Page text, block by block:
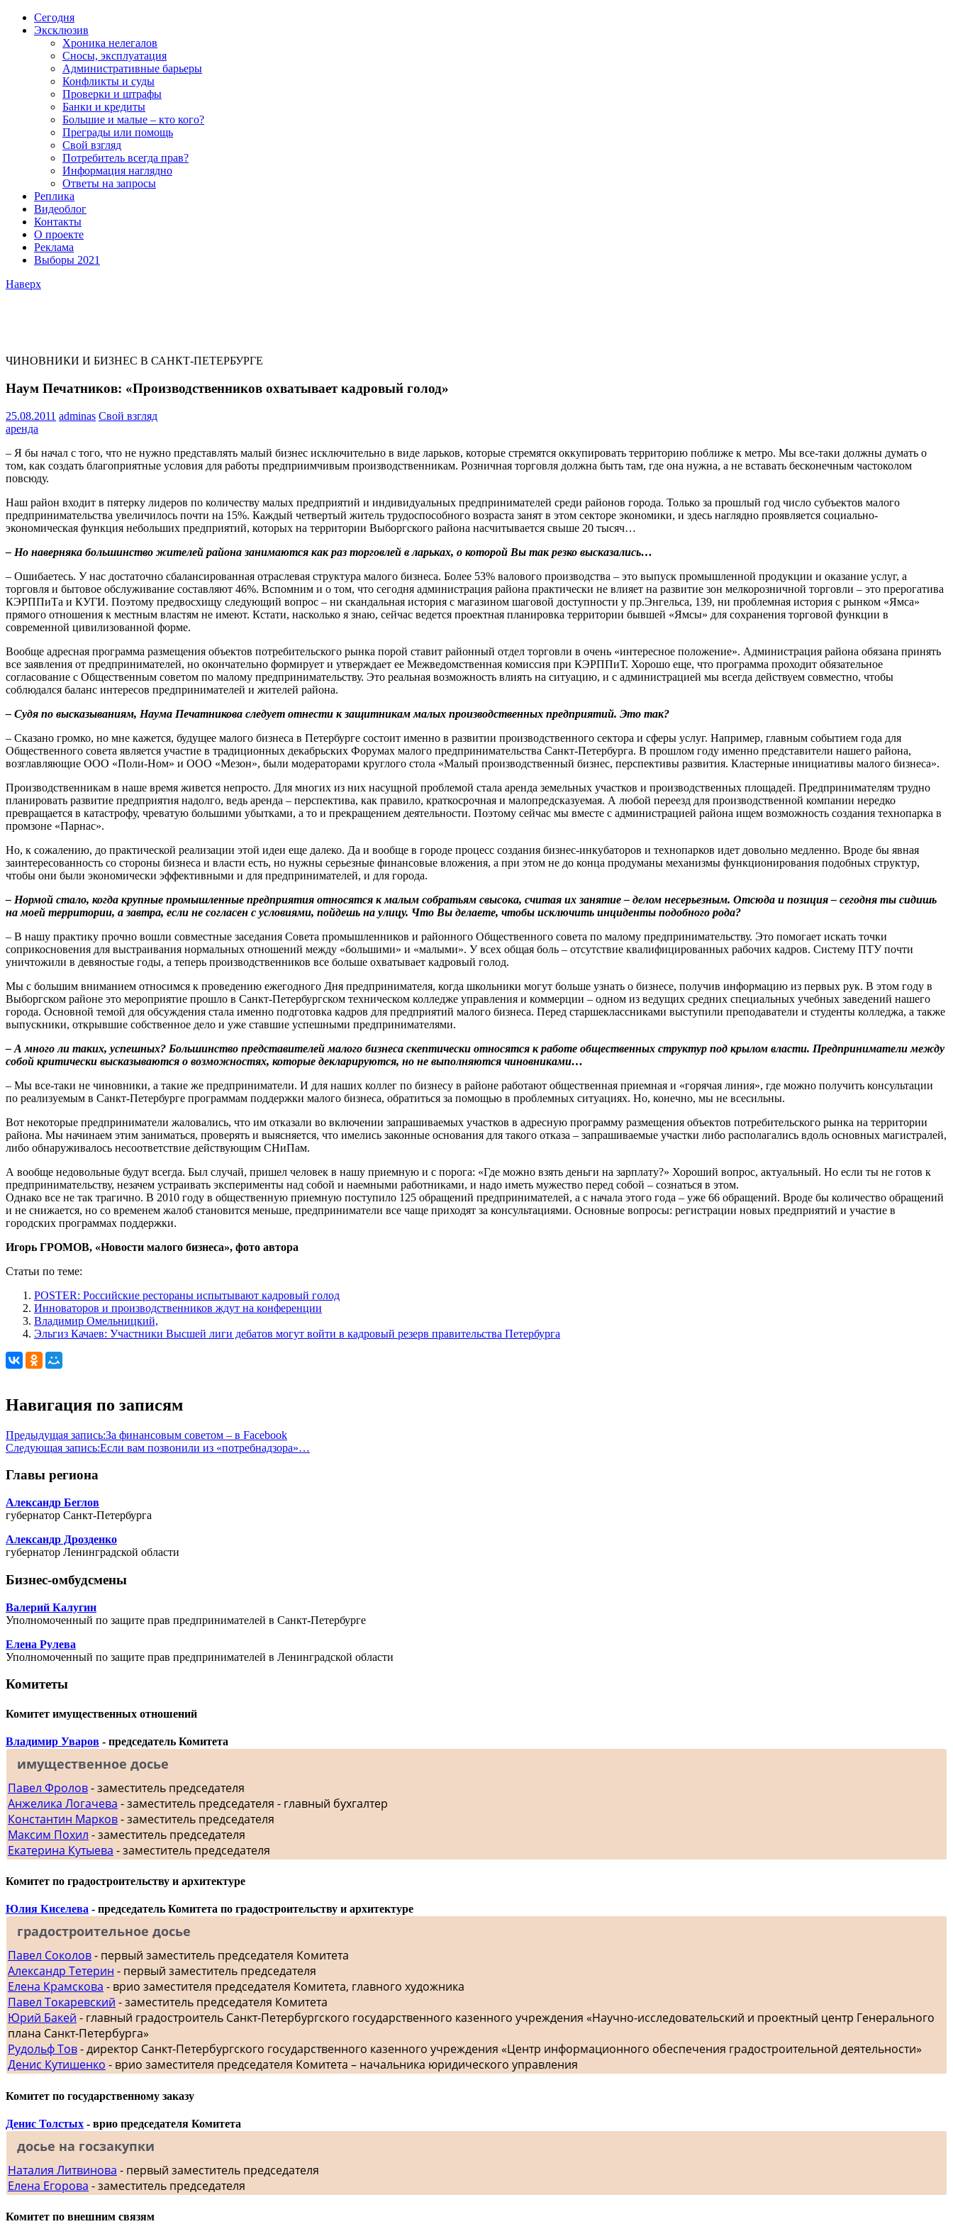
Сегодня
Эксклюзив
Хроника нелегалов
Сносы, эксплуатация
Административные барьеры
Конфликты и суды
Проверки и штрафы
Банки и кредиты
Большие и малые – кто кого?
Преграды или помощь
Свой взгляд
Потребитель всегда прав?
Информация наглядно
Ответы на запросы
Реплика
Видеоблог
Контакты
О проекте
Реклама
Выборы 2021
Наверх
ЧИНОВНИКИ И БИЗНЕС В САНКТ-ПЕТЕРБУРГЕ
Наум Печатников: «Производственников охватывает кадровый голод»
25.08.2011 adminas Свой взгляд
аренда
– Я бы начал с того, что не нужно представлять малый бизнес исключительно в виде ларьков, которые стремятся оккупировать территорию поближе к метро. Мы все-таки должны думать о
том, как создать благоприятные условия для работы предприимчивым производственникам. Розничная торговля должна быть там, где она нужна, а не вставать бесконечным частоколом
повсюду.
Наш район входит в пятерку лидеров по количеству малых предприятий и индивидуальных предпринимателей среди районов города. Только за прошлый год число субъектов малого
предпринимательства увеличилось почти на 15%. Каждый четвертый житель трудоспособного возраста занят в этом секторе экономики, и здесь наглядно проявляется социально-
экономическая функция небольших предприятий, которых на территории Выборгского района насчитывается свыше 20 тысяч…
– Но наверняка большинство жителей района занимаются как раз торговлей в ларьках, о которой Вы так резко высказались…
– Ошибаетесь. У нас достаточно сбалансированная отраслевая структура малого бизнеса. Более 53% валового производства – это выпуск промышленной продукции и оказание услуг, а
торговля и бытовое обслуживание составляют 46%. Вспомним и о том, что сегодня администрация района практически не влияет на развитие зон мелкорозничной торговли – это прерогатива
КЭРППиТа и КУГИ. Поэтому предвосхищу следующий вопрос – ни скандальная история с магазином шаговой доступности у пр.Энгельса, 139, ни проблемная история с рынком «Ямса»
прямого отношения к местным властям не имеют. Кстати, насколько я знаю, сейчас ведется проектная планировка территории бывшей «Ямсы» для сохранения торговой функции в
современной цивилизованной форме.
Вообще адресная программа размещения объектов потребительского рынка порой ставит районный отдел торговли в очень «интересное положение». Администрация района обязана принять
все заявления от предпринимателей, но окончательно формирует и утверждает ее Межведомственная комиссия при КЭРППиТ. Хорошо еще, что программа проходит обязательное
согласование с Общественным советом по малому предпринимательству. Это реальная возможность влиять на ситуацию, и с администрацией мы всегда действуем совместно, чтобы
соблюдался баланс интересов предпринимателей и жителей района.
– Судя по высказываниям, Наума Печатникова следует отнести к защитникам малых производственных предприятий. Это так?
– Сказано громко, но мне кажется, будущее малого бизнеса в Петербурге состоит именно в развитии производственного сектора и сферы услуг. Например, главным событием года для
Общественного совета является участие в традиционных декабрьских Форумах малого предпринимательства Санкт-Петербурга. В прошлом году именно представители нашего района,
возглавляющие ООО «Поли-Ном» и ООО «Мезон», были модераторами круглого стола «Малый производственный бизнес, перспективы развития. Кластерные инициативы малого бизнеса».
Производственникам в наше время живется непросто. Для многих из них насущной проблемой стала аренда земельных участков и производственных площадей. Предпринимателям трудно
планировать развитие предприятия надолго, ведь аренда – перспектива, как правило, краткосрочная и малопредсказуемая. А любой переезд для производственной компании нередко
превращается в катастрофу, чреватую большими убытками, а то и прекращением деятельности. Поэтому сейчас мы вместе с администрацией района ищем возможность создания технопарка в
промзоне «Парнас».
Но, к сожалению, до практической реализации этой идеи еще далеко. Да и вообще в городе процесс создания бизнес-инкубаторов и технопарков идет довольно медленно. Вроде бы явная
заинтересованность со стороны бизнеса и власти есть, но нужны серьезные финансовые вложения, а при этом не до конца продуманы механизмы функционирования подобных структур,
чтобы они были экономически эффективными и для предпринимателей, и для города.
– Нормой стало, когда крупные промышленные предприятия относятся к малым собратьям свысока, считая их занятие – делом несерьезным. Отсюда и позиция – сегодня ты сидишь
на моей территории, а завтра, если не согласен с условиями, пойдешь на улицу. Что Вы делаете, чтобы исключить инциденты подобного рода?
– В нашу практику прочно вошли совместные заседания Совета промышленников и районного Общественного совета по малому предпринимательству. Это помогает искать точки
соприкосновения для выстраивания нормальных отношений между «большими» и «малыми». У всех общая боль – отсутствие квалифицированных рабочих кадров. Систему ПТУ почти
уничтожили в девяностые годы, а теперь производственников все больше охватывает кадровый голод.
Мы с большим вниманием относимся к проведению ежегодного Дня предпринимателя, когда школьники могут больше узнать о бизнесе, получив информацию из первых рук. В этом году в
Выборгском районе это мероприятие прошло в Санкт-Петербургском техническом колледже управления и коммерции – одном из ведущих средних специальных учебных заведений нашего
города. Основной темой для обсуждения стала именно подготовка кадров для предприятий малого бизнеса. Перед старшеклассниками выступили преподаватели и студенты колледжа, а также
выпускники, открывшие собственное дело и уже ставшие успешными предпринимателями.
– А много ли таких, успешных? Большинство представителей малого бизнеса скептически относятся к работе общественных структур под крылом власти. Предприниматели между
собой критически высказываются о возможностях, которые декларируются, но не выполняются чиновниками…
– Мы все-таки не чиновники, а такие же предприниматели. И для наших коллег по бизнесу в районе работают общественная приемная и «горячая линия», где можно получить консультации
по реализуемым в Санкт-Петербурге программам поддержки малого бизнеса, обратиться за помощью в проблемных ситуациях. Но, конечно, мы не всесильны.
Вот некоторые предприниматели жаловались, что им отказали во включении запрашиваемых участков в адресную программу размещения объектов потребительского рынка на территории
района. Мы начинаем этим заниматься, проверять и выясняется, что имелись законные основания для такого отказа – запрашиваемые участки либо располагались вдоль основных магистралей,
либо обнаруживалось несоответствие действующим СНиПам.
А вообще недовольные будут всегда. Был случай, пришел человек в нашу приемную и с порога: «Где можно взять деньги на зарплату?» Хороший вопрос, актуальный. Но если ты не готов к
предпринимательству, незачем устраивать эксперименты над собой и наемными работниками, и надо иметь мужество перед собой – сознаться в этом.
Однако все не так трагично. В 2010 году в общественную приемную поступило 125 обращений предпринимателей, а с начала этого года – уже 66 обращений. Вроде бы количество обращений
и не снижается, но со временем жалоб становится меньше, предприниматели все чаще приходят за консультациями. Основные вопросы: регистрации новых предприятий и участие в
городских программах поддержки.
Игорь ГРОМОВ, «Новости малого бизнеса», фото автора
Статьи по теме:
POSTER: Российские рестораны испытывают кадровый голод
Инноваторов и производственников ждут на конференции
Владимир Омельницкий,
Эльгиз Качаев: Участники Высшей лиги дебатов могут войти в кадровый резерв правительства Петербурга
Навигация по записям
Предыдущая запись:За финансовым советом – в Facebook
Следующая запись:Если вам позвонили из «потребнадзора»…
Главы региона
Александр Беглов
губернатор Санкт-Петербурга
Александр Дрозденко
губернатор Ленинградской области
Бизнес-омбудсмены
Валерий Калугин
Уполномоченный по защите прав предпринимателей в Санкт-Петербурге
Елена Рулева
Уполномоченный по защите прав предпринимателей в Ленинградской области
Комитеты
Комитет имущественных отношений
Владимир Уваров - председатель Комитета
имущественное досье
Павел Фролов- заместитель председателя
Анжелика Логачева - заместитель председателя - главный бухгалтер
Константин Марков- заместитель председателя
Максим Похил - заместитель председателя
Екатерина Кутыева - заместитель председателя
Комитет по градостроительству и архитектуре
Юлия Киселева - председатель Комитета по градостроительству и архитектуре
градостроительное досье
Павел Соколов- первый заместитель председателя Комитета
Александр Тетерин - первый заместитель председателя
Елена Крамскова - врио заместителя председателя Комитета, главного художника
Павел Токаревский - заместитель председателя Комитета
Юрий Бакей - главный градостроитель Санкт-Петербургского государственного казенного учреждения «Научно-исследовательский и проектный центр Генерального
плана Санкт-Петербурга»
Рудольф Тов- директор Санкт-Петербургского государственного казенного учреждения «Центр информационного обеспечения градостроительной деятельности»
Денис Кутишенко - врио заместителя председателя Комитета – начальника юридического управления
Комитет по государственному заказу
Денис Толстых - врио председателя Комитета
досье на госзакупки
Наталия Литвинова - первый заместитель председателя
Елена Егорова - заместитель председателя
Комитет по внешним связям